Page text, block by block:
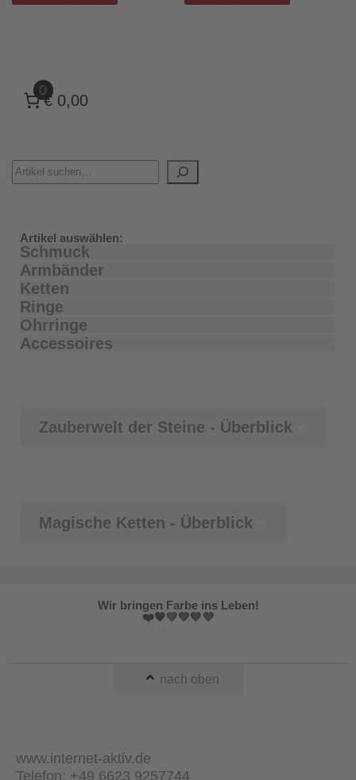
0
€ 0,00
Artikel auswählen:
Schmuck
Armbänder
Ketten
Ringe
Ohrringe
Accessoires
Zauberwelt der Steine - Überblick
Magische Ketten - Überblick
Wir bringen Farbe ins Leben!
❤️🧡💛💚💙💜
nach oben
www.internet-aktiv.de
Telefon: +49 6623 9257744